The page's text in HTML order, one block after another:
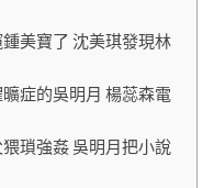
美寶了 沈美琪發現林
症的吳明月 楊蕊森電
瑣強姦 吳明月把小說